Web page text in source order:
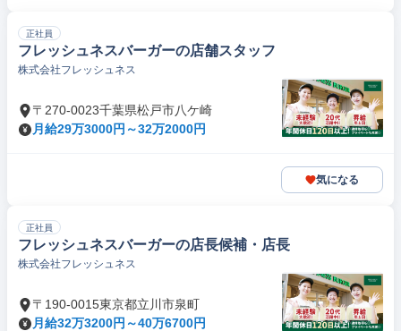
正社員
フレッシュネスバーガーの店舗スタッフ
株式会社フレッシュネス
〒270-0023千葉県松戸市八ケ崎
月給29万3000円～32万2000円
気になる
正社員
フレッシュネスバーガーの店長候補・店長
株式会社フレッシュネス
〒190-0015東京都立川市泉町
月給32万3200円～40万6700円